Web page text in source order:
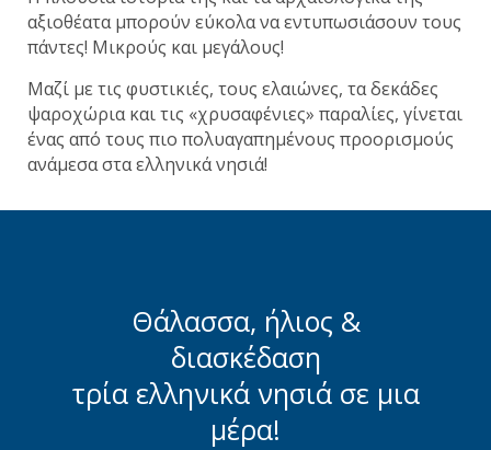
αξιοθέατα μπορούν εύκολα να εντυπωσιάσουν τους
πάντες! Μικρούς και μεγάλους!
Μαζί με τις φυστικιές, τους ελαιώνες, τα δεκάδες
ψαροχώρια και τις «χρυσαφένιες» παραλίες, γίνεται
ένας από τους πιο πολυαγαπημένους προορισμούς
ανάμεσα στα ελληνικά νησιά!
Θάλασσα, ήλιος &
διασκέδαση
τρία ελληνικά νησιά σε μια
μέρα!